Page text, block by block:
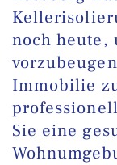
noch heute,
Immobilie
Sie eine